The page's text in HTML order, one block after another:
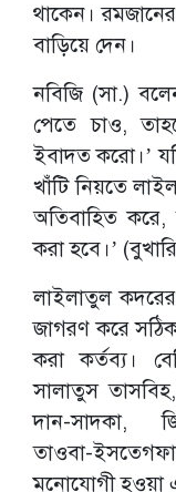
থাকেন।
বাড়িয়ে দেন।
নবিজি (সা.)
পেতে চাও,
ইবাদত করো।’
খাঁটি নিয়তে
অতিবাহিত করে,
করা হবে।’
লাইলাতুল
জাগরণ করে
করা কর্তব্য।
সালাতুস
দান-সাদকা,
তাওবা-
মনোযোগী হওয়া